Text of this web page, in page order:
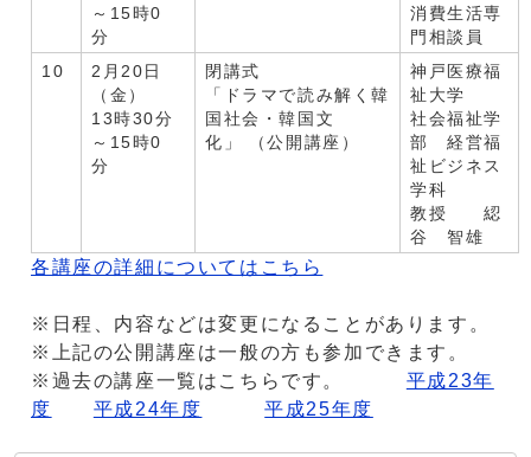
～15時0
分
消費生活専
門相談員
10
2月20日
（金）
13時30分
～15時0
分
閉講式
「ドラマで読み解く韓
国社会・韓国文
化」 （公開講座）
神戸医療福
祉大学
社会福祉学
部 経営福
祉ビジネス
学科
教授 綛
谷 智雄
各講座の詳細についてはこちら
※日程、内容などは変更になることがあります。
※上記の公開講座は一般の方も参加できます。
※過去の講座一覧はこちらです。 平成23年
度
平成24年度 平成25年度